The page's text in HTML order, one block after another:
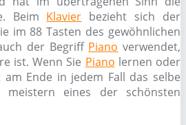
Beim Klavier bezieht sich der
im 88 Tasten des gewöhnlichen
der Begriff Piano verwendet,
ist. Wenn Sie Piano lernen oder
Ende in jedem Fall das selbe
meistern eines der schönsten